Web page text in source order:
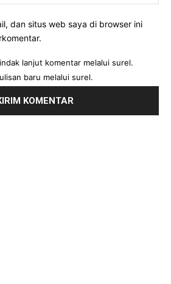
dan situs web saya di browser ini
lanjut komentar melalui surel.
baru melalui surel.